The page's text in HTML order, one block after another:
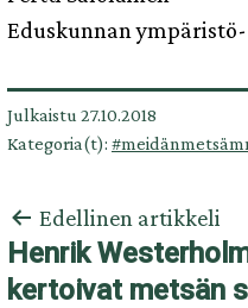
Eduskunnan
Julkaistu 27.10.2018
Kategoria(t):
Artikkelien
selaus
Edellinen artikkeli
Henrik
kertoivat metsän